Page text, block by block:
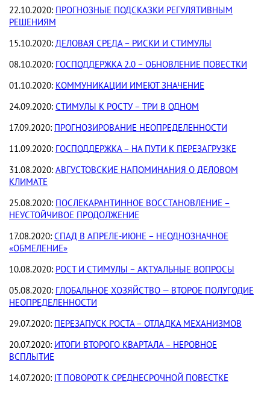
22.10.2020: ПРОГНОЗНЫЕ ПОДСКАЗКИ РЕГУЛЯТИВНЫМ
РЕШЕНИЯМ
15.10.2020: ДЕЛОВАЯ СРЕДА – РИСКИ И СТИМУЛЫ
08.10.2020: ГОСПОДДЕРЖКА 2.0 – ОБНОВЛЕНИЕ ПОВЕСТКИ
01.10.2020: КОММУНИКАЦИИ ИМЕЮТ ЗНАЧЕНИЕ
24.09.2020: СТИМУЛЫ К РОСТУ – ТРИ В ОДНОМ
17.09.2020: ПРОГНОЗИРОВАНИЕ НЕОПРЕДЕЛЕННОСТИ
11.09.2020: ГОСПОДДЕРЖКА – НА ПУТИ К ПЕРЕЗАГРУЗКЕ
31.08.2020: АВГУСТОВСКИЕ НАПОМИНАНИЯ О ДЕЛОВОМ
КЛИМАТЕ
25.08.2020: ПОСЛЕКАРАНТИННОЕ ВОССТАНОВЛЕНИЕ –
НЕУСТОЙЧИВОЕ ПРОДОЛЖЕНИЕ
17.08.2020: СПАД В АПРЕЛЕ-ИЮНЕ – НЕОДНОЗНАЧНОЕ
«ОБМЕЛЕНИЕ»
10.08.2020: РОСТ И СТИМУЛЫ – АКТУАЛЬНЫЕ ВОПРОСЫ
05.08.2020: ГЛОБАЛЬНОЕ ХОЗЯЙСТВО — ВТОРОЕ ПОЛУГОДИЕ
НЕОПРЕДЕЛЕННОСТИ
29.07.2020: ПЕРЕЗАПУСК РОСТА – ОТЛАДКА МЕХАНИЗМОВ
20.07.2020: ИТОГИ ВТОРОГО КВАРТАЛА – НЕРОВНОЕ
ВСПЛЫТИЕ
14.07.2020: IT ПОВОРОТ К СРЕДНЕСРОЧНОЙ ПОВЕСТКЕ